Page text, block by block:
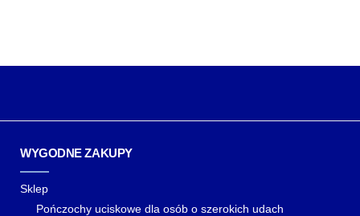
WYGODNE ZAKUPY
Sklep
Pończochy uciskowe dla osób o szerokich udach